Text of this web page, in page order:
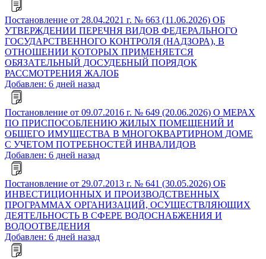
Постановление от 28.04.2021 г. № 663 (11.06.2026) ОБ
УТВЕРЖДЕНИИ ПЕРЕЧНЯ ВИДОВ ФЕДЕРАЛЬНОГО
ГОСУДАРСТВЕННОГО КОНТРОЛЯ (НАДЗОРА), В
ОТНОШЕНИИ КОТОРЫХ ПРИМЕНЯЕТСЯ
ОБЯЗАТЕЛЬНЫЙ ДОСУДЕБНЫЙ ПОРЯДОК
РАССМОТРЕНИЯ ЖАЛОБ
Добавлен: 6 дней назад
Постановление от 09.07.2016 г. № 649 (20.06.2026) О МЕРАХ
ПО ПРИСПОСОБЛЕНИЮ ЖИЛЫХ ПОМЕЩЕНИЙ И
ОБЩЕГО ИМУЩЕСТВА В МНОГОКВАРТИРНОМ ДОМЕ
С УЧЕТОМ ПОТРЕБНОСТЕЙ ИНВАЛИДОВ
Добавлен: 6 дней назад
Постановление от 29.07.2013 г. № 641 (30.05.2026) ОБ
ИНВЕСТИЦИОННЫХ И ПРОИЗВОДСТВЕННЫХ
ПРОГРАММАХ ОРГАНИЗАЦИЙ, ОСУЩЕСТВЛЯЮЩИХ
ДЕЯТЕЛЬНОСТЬ В СФЕРЕ ВОДОСНАБЖЕНИЯ И
ВОДООТВЕДЕНИЯ
Добавлен: 6 дней назад